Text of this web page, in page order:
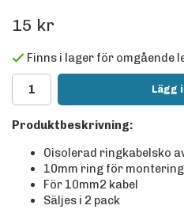
15 kr
Finns i lager för omgående
Lägg
Produktbeskrivning:
Oisolerad ringkabelsko
10mm ring för montering
För 10mm2 kabel
Säljes i 2 pack